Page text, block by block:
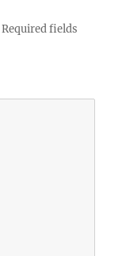
Required fields